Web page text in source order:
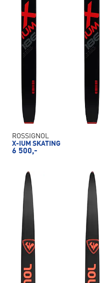
ROSSIGNOL
X-IUM SKATING
6 500,-